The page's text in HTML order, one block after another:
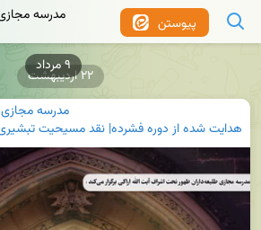
پیوستن مدرسه
مدرسه مجازی
هدایت شده از دوره فشرده| نقد مسیحیت
۲۲ اردیبهشت